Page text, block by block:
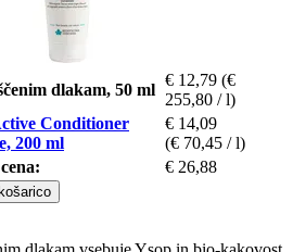
dlakam, 50 ml
€ 12,79 (€
255,80 / l)
Conditioner
200 ml
€ 14,09
(€ 70,45 / l)
€ 26,88